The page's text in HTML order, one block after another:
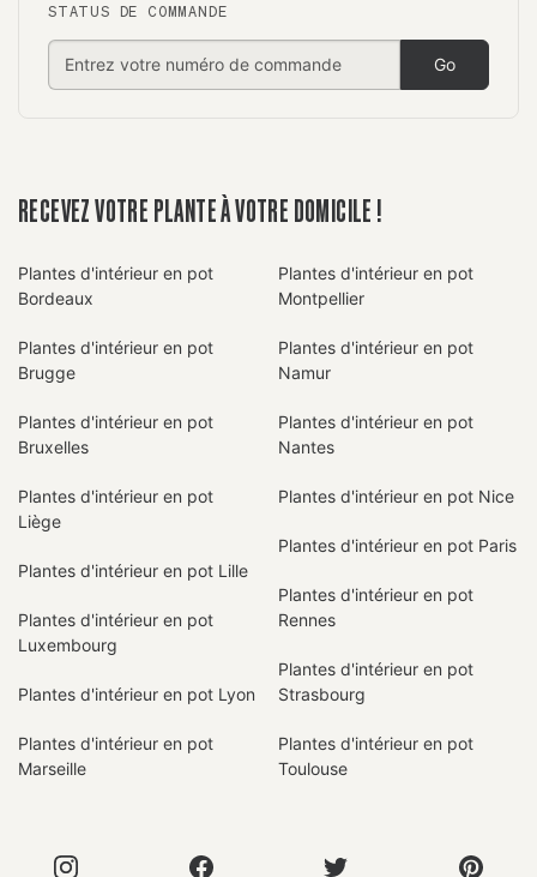
STATUS DE COMMANDE
Go
RECEVEZ VOTRE PLANTE À VOTRE DOMICILE !
Plantes d'intérieur en pot
Bordeaux
Plantes d'intérieur en pot
Brugge
Plantes d'intérieur en pot
Bruxelles
Plantes d'intérieur en pot
Liège
Plantes d'intérieur en pot Lille
Plantes d'intérieur en pot
Luxembourg
Plantes d'intérieur en pot Lyon
Plantes d'intérieur en pot
Marseille
Plantes d'intérieur en pot
Montpellier
Plantes d'intérieur en pot
Namur
Plantes d'intérieur en pot
Nantes
Plantes d'intérieur en pot Nice
Plantes d'intérieur en pot Paris
Plantes d'intérieur en pot
Rennes
Plantes d'intérieur en pot
Strasbourg
Plantes d'intérieur en pot
Toulouse